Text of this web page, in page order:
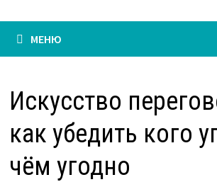
МЕНЮ
Искусство
как убедить кого
чём угодно